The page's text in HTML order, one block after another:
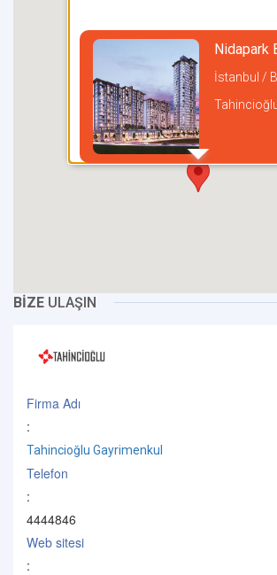
Nidapark
İstanbul /
BİZE ULAŞIN
Firma Adı
:
Tahincioğlu Gayrimenkul
Telefon
:
4444846
Web sitesi
: